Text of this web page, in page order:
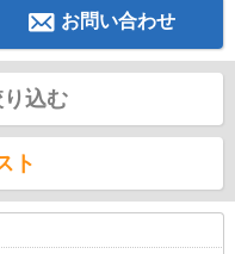
お問い合わせ
込む
ト